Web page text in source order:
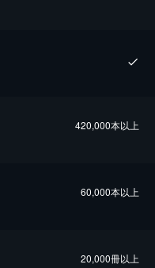
420,000本以上
60,000本以上
20,000冊以上